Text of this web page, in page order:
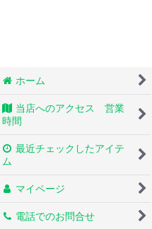
ホーム
当店へのアクセス 営業
時間
最近チェックしたアイテ
ム
マイページ
電話でのお問合せ